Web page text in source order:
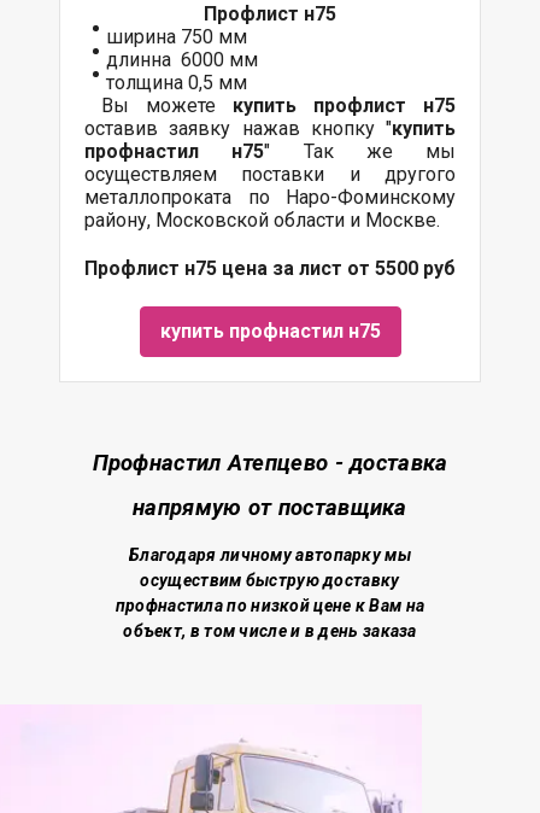
Профлист н75
ширина 750 мм
длинна 6000 мм
толщина 0,5 мм
Вы можете купить профлист н75
оставив заявку нажав кнопку "купить
профнастил н75" Так же мы
осуществляем поставки и другого
металлопроката по Наро-Фоминскому
району, Московской области и Москве.
Профлист н75 цена за лист от 5500 руб
купить профнастил н75
Профнастил Атепцево - доставка
напрямую от поставщика
Благодаря личному автопарку мы
осуществим быструю доставку
профнастила по низкой цене к Вам на
объект, в том числе и в день заказа